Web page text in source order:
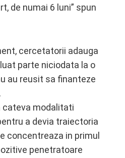
de numai 6 luni” spun
cercetatorii adauga
parte niciodata la o
au reusit sa finanteze
cateva modalitati
a devia traiectoria
concentreaza in primul
penetratoare